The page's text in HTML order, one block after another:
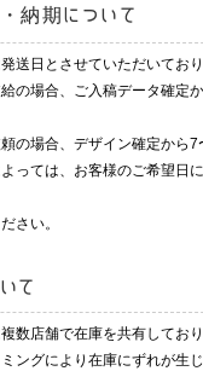
納期について
送日とさせていただいており
の場合、ご入稿データ確定
の場合、デザイン確定から7
っては、お客様のご希望日
さい。
て
数店舗で在庫を共有してお
ングにより在庫にずれが生